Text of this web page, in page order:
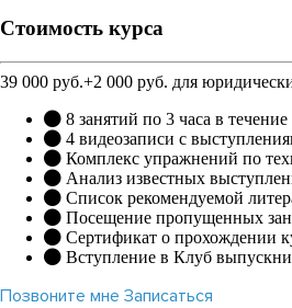
4
повышения квалификации для
И.Л. Кириллова.
30 лет работы на телевидении и радио
корреспондента, главного
политического вещания (ИТАР-
Столица»).
Читать подробнее
Владимир Попков
Стоимость курса
39 000 руб.+2 000 руб. для
8 занятий по 3 часа в течение
4 видеозаписи с
Комплекс упражнений по
Анализ известных
Список рекомендуемой
Посещение пропущенных
Сертификат о прохождении
Вступление в Клуб
Позвоните мне Записаться